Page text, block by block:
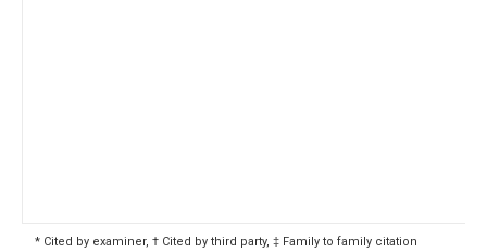
* Cited by examiner, † Cited by third party, ‡ Family to family citation